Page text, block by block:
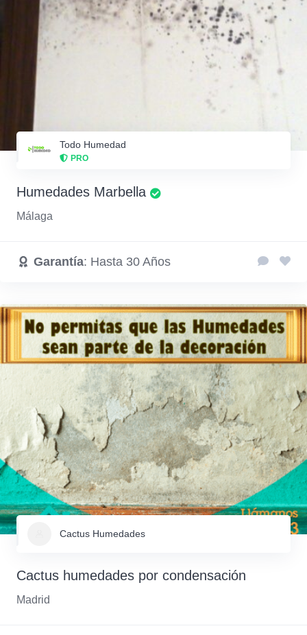
Todo Humedad
PRO
Humedades Marbella
Málaga
Garantía: Hasta 30 Años
Cactus Humedades
Cactus humedades por condensación
Madrid